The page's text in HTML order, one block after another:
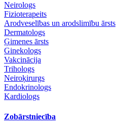
Neirologs
Fizioterapeits
Arodveselības un arodslimību ārsts
Dermatologs
Ģimenes ārsts
Ginekologs
Vakcinācija
Trihologs
Neiroķirurgs
Endokrinologs
Kardiologs
Zobārstniecība